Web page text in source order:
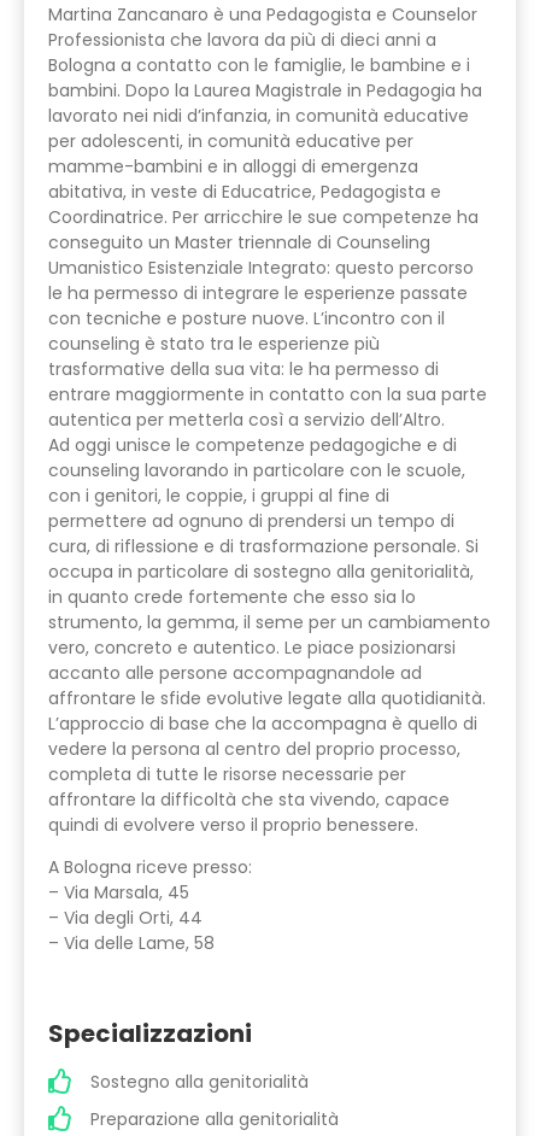
Martina Zancanaro è una Pedagogista e Counselor
Professionista che lavora da più di dieci anni a
Bologna a contatto con le famiglie, le bambine e i
bambini. Dopo la Laurea Magistrale in Pedagogia ha
lavorato nei nidi d’infanzia, in comunità educative
per adolescenti, in comunità educative per
mamme-bambini e in alloggi di emergenza
abitativa, in veste di Educatrice, Pedagogista e
Coordinatrice. Per arricchire le sue competenze ha
conseguito un Master triennale di Counseling
Umanistico Esistenziale Integrato: questo percorso
le ha permesso di integrare le esperienze passate
con tecniche e posture nuove. L’incontro con il
counseling è stato tra le esperienze più
trasformative della sua vita: le ha permesso di
entrare maggiormente in contatto con la sua parte
autentica per metterla così a servizio dell’Altro.
Ad oggi unisce le competenze pedagogiche e di
counseling lavorando in particolare con le scuole,
con i genitori, le coppie, i gruppi al fine di
permettere ad ognuno di prendersi un tempo di
cura, di riflessione e di trasformazione personale. Si
occupa in particolare di sostegno alla genitorialità,
in quanto crede fortemente che esso sia lo
strumento, la gemma, il seme per un cambiamento
vero, concreto e autentico. Le piace posizionarsi
accanto alle persone accompagnandole ad
affrontare le sfide evolutive legate alla quotidianità.
L’approccio di base che la accompagna è quello di
vedere la persona al centro del proprio processo,
completa di tutte le risorse necessarie per
affrontare la difficoltà che sta vivendo, capace
quindi di evolvere verso il proprio benessere.
A Bologna riceve presso:
– Via Marsala, 45
– Via degli Orti, 44
– Via delle Lame, 58
Specializzazioni
Sostegno alla genitorialità
Preparazione alla genitorialità